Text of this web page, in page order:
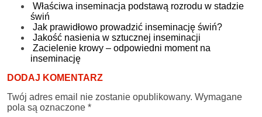
Właściwa inseminacja podstawą rozrodu w stadzie
świń
Jak prawidłowo prowadzić inseminację świń?
Jakość nasienia w sztucznej inseminacji
Zacielenie krowy – odpowiedni moment na
inseminację
DODAJ KOMENTARZ
Twój adres email nie zostanie opublikowany. Wymagane
pola są oznaczone *